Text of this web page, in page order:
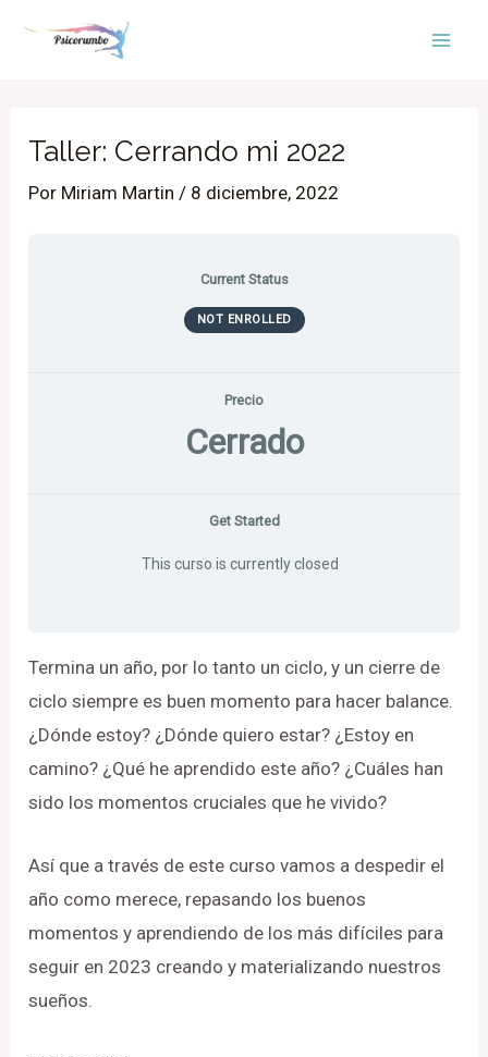
Taller: Cerrando mi 2022
Por Miriam Martin/ 8 diciembre, 2022
Current Status
NOT ENROLLED
Precio
Cerrado
Get Started
This curso is currently closed
Termina un año, por lo tanto un ciclo, y un cierre de
ciclo siempre es buen momento para hacer balance.
¿Dónde estoy? ¿Dónde quiero estar? ¿Estoy en
camino? ¿Qué he aprendido este año? ¿Cuáles han
sido los momentos cruciales que he vivido?
Así que a través de este curso vamos a despedir el
año como merece, repasando los buenos
momentos y aprendiendo de los más difíciles para
seguir en 2023 creando y materializando nuestros
sueños.
yoga
“Cerrando
2022”